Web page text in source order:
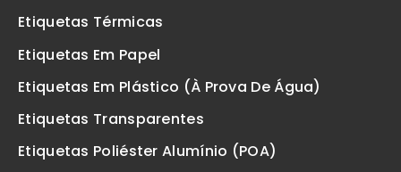
Etiquetas Térmicas
Etiquetas Em Papel
Etiquetas Em Plástico (à Prova De Água)
Etiquetas Transparentes
Etiquetas Poliéster Alumínio (POA)